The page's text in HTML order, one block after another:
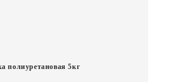
полиуретановая 5кг